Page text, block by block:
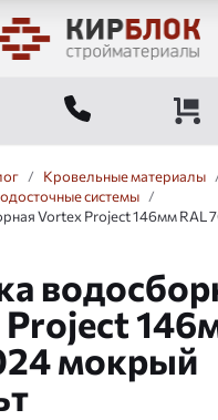
/ Кровельные материалы
системы /
Vortex Project 146мм RAL
мокрый